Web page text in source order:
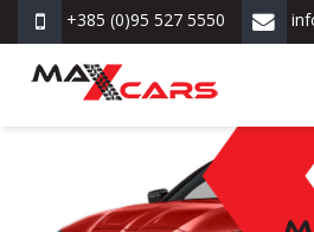
+385 (0)95 527 5550